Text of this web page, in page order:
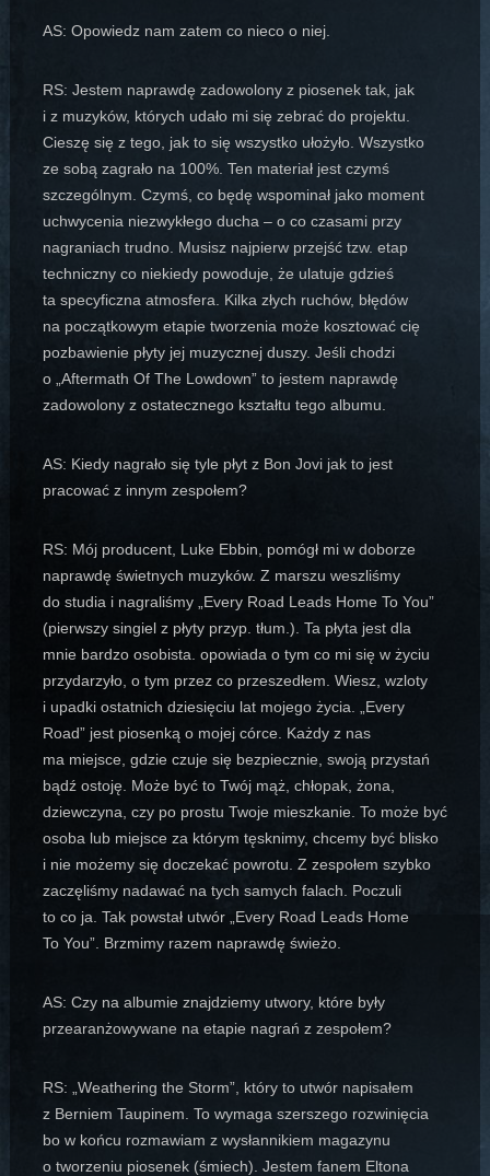
AS: Opowiedz nam zatem co nieco o niej.
RS: Jestem naprawdę zadowolony z piosenek tak, jak
i z muzyków, których udało mi się zebrać do projektu.
Cieszę się z tego, jak to się wszystko ułożyło. Wszystko
ze sobą zagrało na 100%. Ten materiał jest czymś
szczególnym. Czymś, co będę wspominał jako moment
uchwycenia niezwykłego ducha – o co czasami przy
nagraniach trudno. Musisz najpierw przejść tzw. etap
techniczny co niekiedy powoduje, że ulatuje gdzieś
ta specyficzna atmosfera. Kilka złych ruchów, błędów
na początkowym etapie tworzenia może kosztować cię
pozbawienie płyty jej muzycznej duszy. Jeśli chodzi
o „Aftermath Of The Lowdown” to jestem naprawdę
zadowolony z ostatecznego kształtu tego albumu.
AS: Kiedy nagrało się tyle płyt z Bon Jovi jak to jest
pracować z innym zespołem?
RS: Mój producent, Luke Ebbin, pomógł mi w doborze
naprawdę świetnych muzyków. Z marszu weszliśmy
do studia i nagraliśmy „Every Road Leads Home To You”
(pierwszy singiel z płyty przyp. tłum.). Ta płyta jest dla
mnie bardzo osobista. opowiada o tym co mi się w życiu
przydarzyło, o tym przez co przeszedłem. Wiesz, wzloty
i upadki ostatnich dziesięciu lat mojego życia. „Every
Road” jest piosenką o mojej córce. Każdy z nas
ma miejsce, gdzie czuje się bezpiecznie, swoją przystań
bądź ostoję. Może być to Twój mąż, chłopak, żona,
dziewczyna, czy po prostu Twoje mieszkanie. To może być
osoba lub miejsce za którym tęsknimy, chcemy być blisko
i nie możemy się doczekać powrotu. Z zespołem szybko
zaczęliśmy nadawać na tych samych falach. Poczuli
to co ja. Tak powstał utwór „Every Road Leads Home
To You”. Brzmimy razem naprawdę świeżo.
AS: Czy na albumie znajdziemy utwory, które były
przearanżowywane na etapie nagrań z zespołem?
RS: „Weathering the Storm”, który to utwór napisałem
z Berniem Taupinem. To wymaga szerszego rozwinięcia
bo w końcu rozmawiam z wysłannikiem magazynu
o tworzeniu piosenek (śmiech). Jestem fanem Eltona